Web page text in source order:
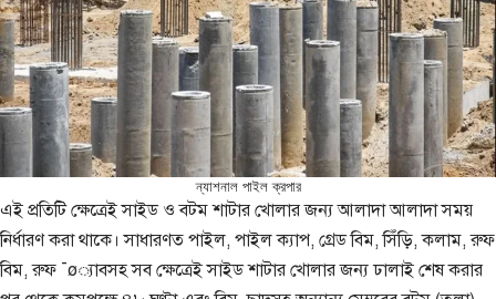
ন্যাশনাল পাইল ক্রপার
এই প্রতিটি ক্ষেত্রেই সাইড ও বটম শাটার খোলার জন্য আলাদা আলাদা সময়
নির্ধারণ করা থাকে। সাধারণত পাইল, পাইল ক্যাপ, গ্রেড বিম, সিঁড়ি, কলাম, রুফ
বিম, রুফ ¯ø্যাবসহ সব ক্ষেত্রেই সাইড শাটার খোলার জন্য ঢালাই শেষ করার